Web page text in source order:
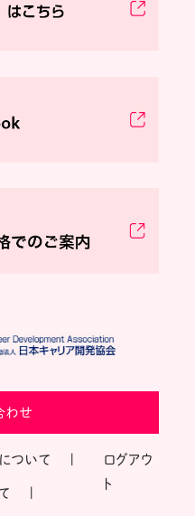
わせ
ついて
ログアウ
ト